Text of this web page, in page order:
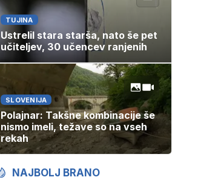
TUJINA
Ustrelil stara starša, nato še pet
učiteljev, 30 učencev ranjenih
SLOVENIJA
Polajnar: Takšne kombinacije še
nismo imeli, težave so na vseh
rekah
NAJBOLJ BRANO